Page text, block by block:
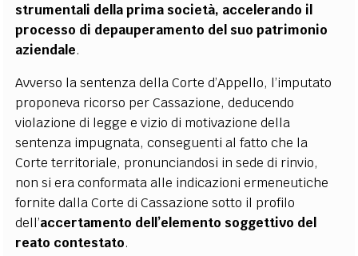
strumentali della prima società, accelerando il
processo di depauperamento del suo patrimonio
aziendale.
Avverso la sentenza della Corte d’Appello, l’imputato
proponeva ricorso per Cassazione, deducendo
violazione di legge e vizio di motivazione della
sentenza impugnata, conseguenti al fatto che la
Corte territoriale, pronunciandosi in sede di rinvio,
non si era conformata alle indicazioni ermeneutiche
fornite dalla Corte di Cassazione sotto il profilo
dell’accertamento dell’elemento soggettivo del
reato contestato.